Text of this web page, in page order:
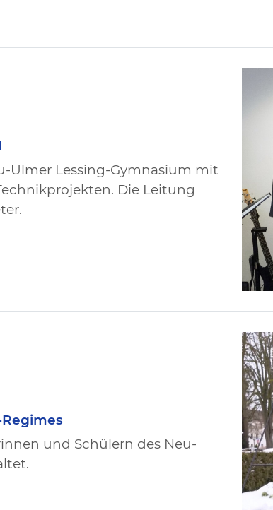
Ulmer Lessing-Gymnasium mit
Die Leitung
und Schülern des Neu-